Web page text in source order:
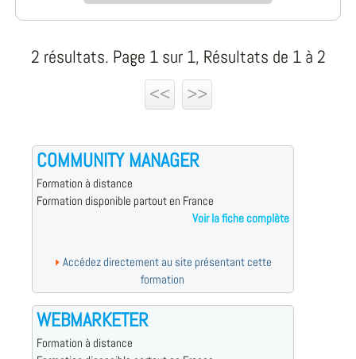
2 résultats. Page 1 sur 1, Résultats de 1 à 2
<<
>>
COMMUNITY MANAGER
Formation à distance
Formation disponible partout en France
Voir la fiche complète
Accédez directement au site présentant cette
formation
WEBMARKETER
Formation à distance